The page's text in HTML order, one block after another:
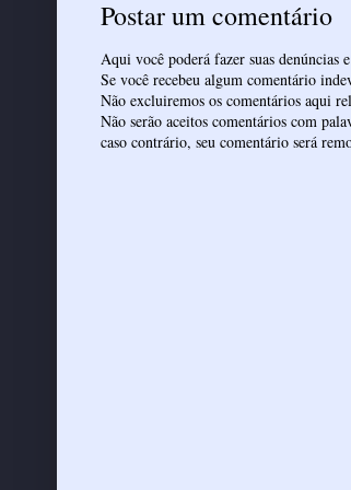
Postar um comentário
Aqui você poderá fazer suas denúncias
Se você recebeu algum comentário
Não excluiremos os comentários aqui
Não serão aceitos comentários com
caso contrário, seu comentário será